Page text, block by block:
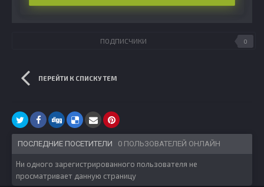
ПОДПИСЧИКИ 0
ПЕРЕЙТИ К СПИСКУ ТЕМ
ПОСЛЕДНИЕ ПОСЕТИТЕЛИ 0 ПОЛЬЗОВАТЕЛЕЙ ОНЛАЙН
Ни одного зарегистрированного пользователя не
просматривает данную страницу